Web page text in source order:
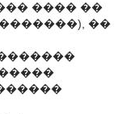
���� ��
��